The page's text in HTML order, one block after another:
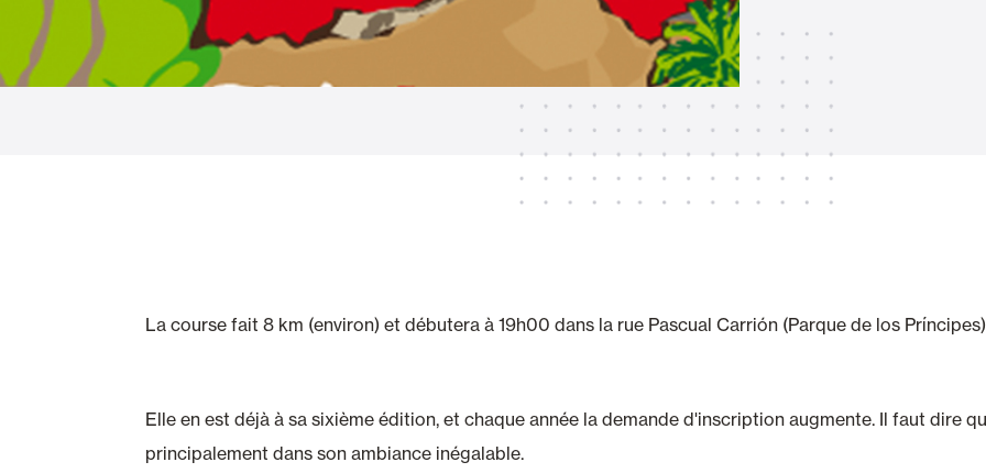
Rideaux de Verre Alicantines et Rideaux PVC Stores
La course fait 8 km (environ) et débutera à 19h00 dans la rue Pascual Carrión (Parque de los
Elle en est déjà à sa sixième édition, et chaque année la demande d'inscription augmente. Il faut dire
principalement dans son ambiance inégalable.